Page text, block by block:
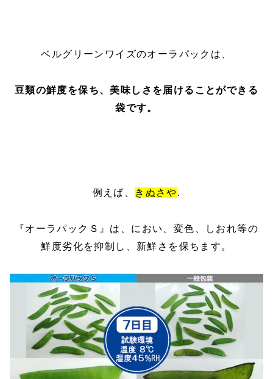
ベルグリーンワイズのオーラパックは、
豆類の鮮度を保ち、美味しさを届けることができる
袋です。
例えば、 きぬさや.
『オーラパックＳ』は、におい、変色、しおれ等の
鮮度劣化を抑制し、新鮮さを保ちます。